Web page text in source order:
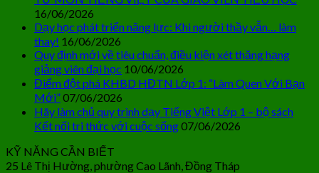
16/06/2026
Dạy học phát triển năng lực: Khi người thầy vẫn… làm
thay! 16/06/2026
Quy định mới về tiêu chuẩn, điều kiện xét thăng hạng
giảng viên đại học 10/06/2026
Điểm đột phá KHBD HĐTN Lớp 1: “Làm Quen Với Bạn
Mới”07/06/2026
Hãy làm chủ quy trình dạy Tiếng Việt Lớp 1 – bộ sách
Kết nối tri thức với cuộc sống07/06/2026
KỸ NĂNG CẦN BIẾT
25 Lê Thị Hường, phường Cao Lãnh, Đồng Tháp